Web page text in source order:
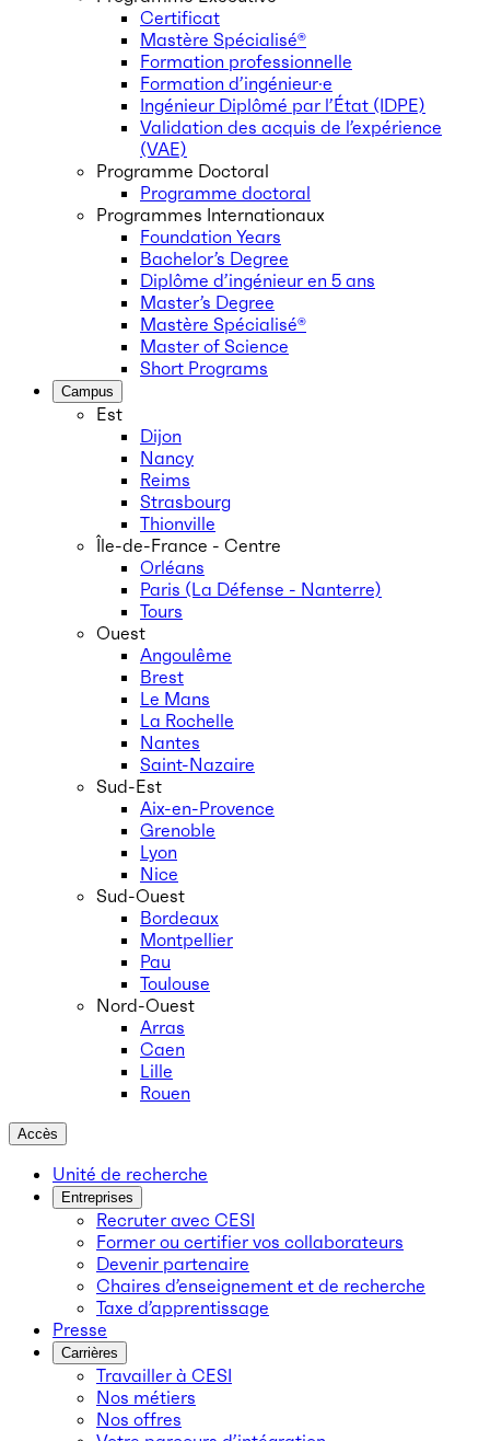
Certificat
Mastère Spécialisé®
Formation professionnelle
Formation d’ingénieur·e
Ingénieur Diplômé par l’État (IDPE)
Validation des acquis de l’expérience
(VAE)
Programme Doctoral
Programme doctoral
Programmes Internationaux
Foundation Years
Bachelor’s Degree
Diplôme d’ingénieur en 5 ans
Master’s Degree
Mastère Spécialisé®
Master of Science
Short Programs
Campus
Est
Dijon
Nancy
Reims
Strasbourg
Thionville
Île-de-France - Centre
Orléans
Paris (La Défense - Nanterre)
Tours
Ouest
Angoulême
Brest
Le Mans
La Rochelle
Nantes
Saint-Nazaire
Sud-Est
Aix-en-Provence
Grenoble
Lyon
Nice
Sud-Ouest
Bordeaux
Montpellier
Pau
Toulouse
Nord-Ouest
Arras
Caen
Lille
Rouen
Accès
Unité de recherche
Entreprises
Recruter avec CESI
Former ou certifier vos collaborateurs
Devenir partenaire
Chaires d’enseignement et de recherche
Taxe d’apprentissage
Presse
Carrières
Travailler à CESI
Nos métiers
Nos offres